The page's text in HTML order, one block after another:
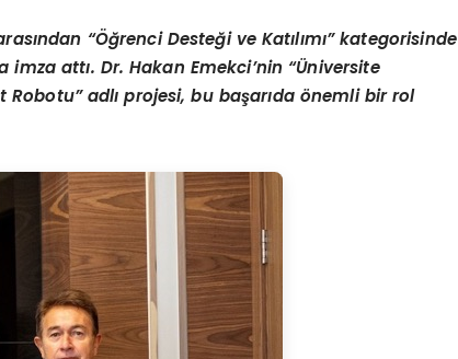
“Öğrenci Desteği ve Katılımı” kategorisinde
imza attı. Dr. Hakan Emekci’nin “Üniversite
adlı projesi, bu başarıda önemli bir rol